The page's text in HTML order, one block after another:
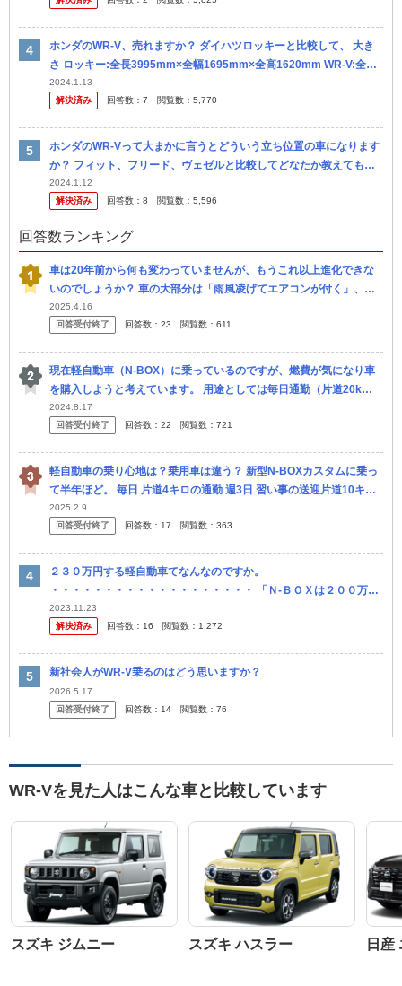
ホンダのWR-V、売れますか？ ダイハツロッキーと比較して、 大き
さ ロッキー:全長3995mm×全幅1695mm×全高1620mm WR-V:全長4
325mm×全幅1790mm×全高165...
2024.1.13
解決済み
回答数： 7 閲覧数： 5,770
ホンダのWR-Vって大まかに言うとどういう立ち位置の車になります
か？ フィット、フリード、ヴェゼルと比較してどなたか教えてもら
えませんか？ 例えば、価格は安い順でどうなるかとか、一言で言う
とヴ...
2024.1.12
解決済み
回答数： 8 閲覧数： 5,596
回答数ランキング
車は20年前から何も変わっていませんが、もうこれ以上進化できな
いのでしょうか？ 車の大部分は「雨風凌げてエアコンが付く」、あ
とはブルートゥースやシートヒーターなどのカスみたいな機能ばか
り。小出し...
2025.4.16
回答受付終了
回答数： 23 閲覧数： 611
現在軽自動車（N-BOX）に乗っているのですが、燃費が気になり車
を購入しようと考えています。 用途としては毎日通勤（片道20k
m）、友人（4人）と年に数回の旅行です。 外したくない条件として
は ・
2024.8.17
回答受付終了
回答数： 22 閲覧数： 721
軽自動車の乗り心地は？乗用車は違う？ 新型N-BOXカスタムに乗っ
て半年ほど。 毎日 片道4キロの通勤 週3日 習い事の送迎片道10キロ
（行きと帰りで計40キロ 上記の利用なのです。 悩み...
2025.2.9
回答受付終了
回答数： 17 閲覧数： 363
２３０万円する軽自動車てなんなのですか。
・・・・・・・・・・・・・・・・・・・ 「Ｎ‐ＢＯＸは２００万円
する」などと旧型Ｎ‐ＢＯＸのときは値段でマウントを取る人がいま
すが。 よく分からないので...
2023.11.23
解決済み
回答数： 16 閲覧数： 1,272
新社会人がWR-V乗るのはどう思いますか？
2026.5.17
回答受付終了
回答数： 14 閲覧数： 76
WR-Vを見た人はこんな車と比較しています
スズキ ジムニー スズキ ハスラー 日産